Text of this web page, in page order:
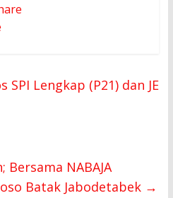
SPI Lengkap (P21) dan JE
Bersama NABAJA
Batak Jabodetabek →